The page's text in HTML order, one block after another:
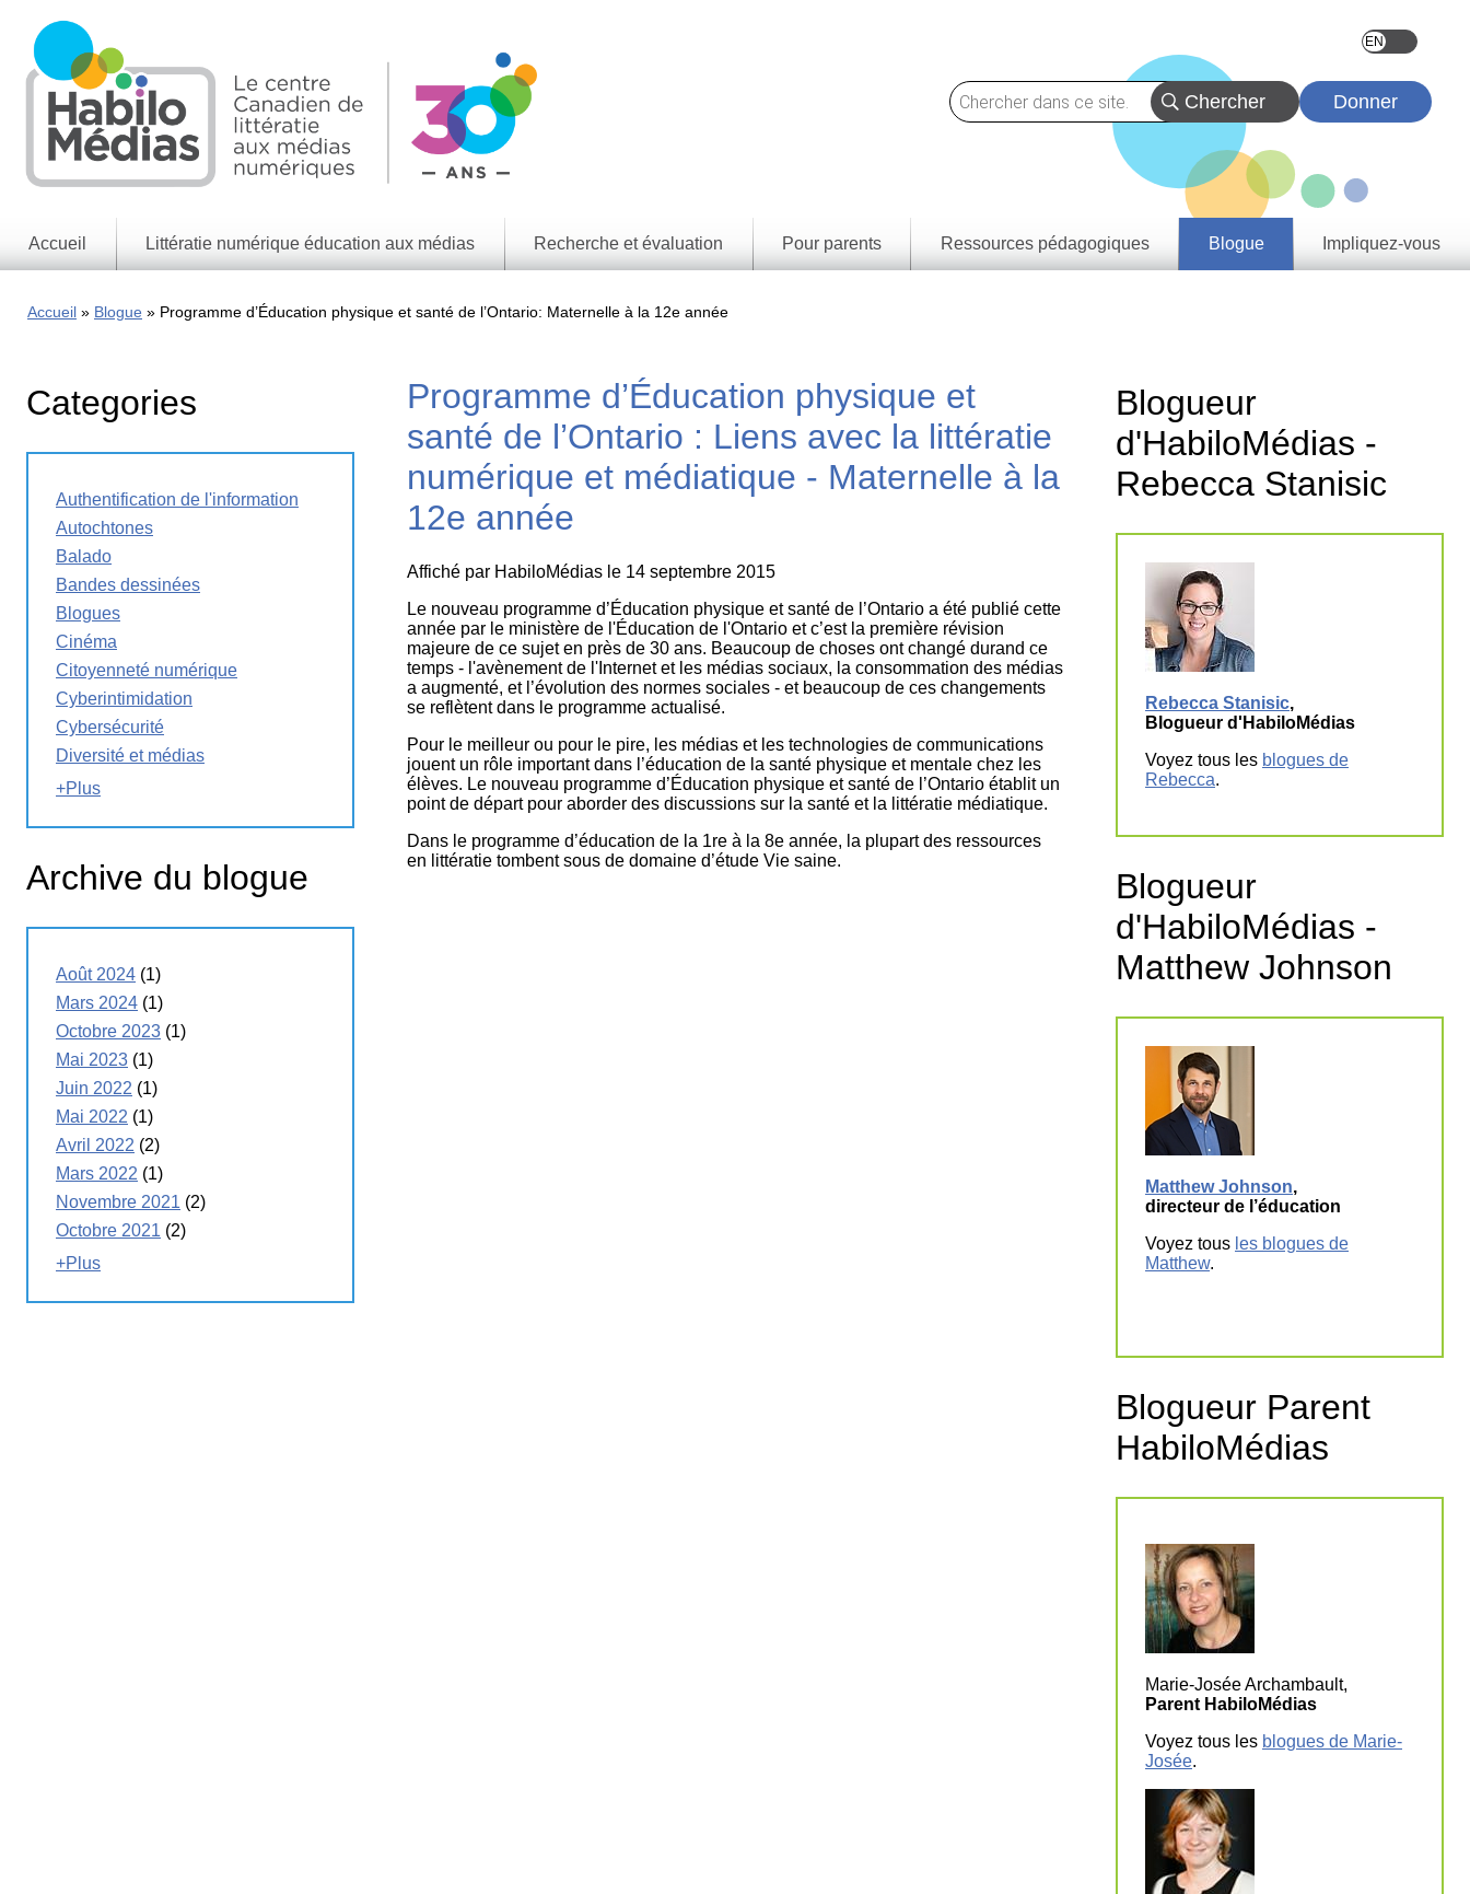
main
content
Donner
Accueil Littératie numérique éducation aux médias
générales
Enjeux
numériques
Jeux
La
Semaine
Recherche et évaluation
approche
faisons
Rapports
de
recherche
Jeunes
Canadiens
dans un
monde
Pour parents
Ressources pédagogiques
par province et
territoire
Cadre de
littératie
média
numérique
Blogue Impliquez-vous
Accueil Blogue Programme d’Éducation physique et santé de l’Ontario: Maternelle à la 12e année
Programme d’Éducation physique et
santé de l’Ontario : Liens avec la littératie
numérique et médiatique - Maternelle à la
12e année
Affiché par HabiloMédias le 14 septembre 2015
Le nouveau programme d’Éducation physique et santé de l’Ontario a été publié cette
année par le ministère de l'Éducation de l'Ontario et c’est la première révision
majeure de ce sujet en près de 30 ans. Beaucoup de choses ont changé durand ce
temps - l'avènement de l'Internet et les médias sociaux, la consommation des médias
a augmenté, et l’évolution des normes sociales - et beaucoup de ces changements
se reflètent dans le programme actualisé.
Pour le meilleur ou pour le pire, les médias et les technologies de communications
jouent un rôle important dans l’éducation de la santé physique et mentale chez les
élèves. Le nouveau programme d’Éducation physique et santé de l’Ontario établit un
point de départ pour aborder des discussions sur la santé et la littératie médiatique.
Dans le programme d’éducation de la 1re à la 8e année, la plupart des ressources
en littératie tombent sous de domaine d’étude Vie saine.
Categories
Authentification de l'information
Autochtones
Balado
Bandes dessinées
Blogues
Cinéma
Citoyenneté numérique
Cyberintimidation
Cybersécurité
Diversité et médias
+Plus
Archive du blogue
Août 2024 (1)
Mars 2024 (1)
Octobre 2023 (1)
Mai 2023 (1)
Juin 2022 (1)
Mai 2022 (1)
Avril 2022 (2)
Mars 2022 (1)
Novembre 2021 (2)
Octobre 2021 (2)
+Plus
Blogueur
d'HabiloMédias -
Rebecca Stanisic
Rebecca Stanisic,
Blogueur d'HabiloMédias
Voyez tous les blogues de
Rebecca.
Blogueur
d'HabiloMédias -
Matthew Johnson
Matthew Johnson,
directeur de l’éducation
Voyez tous les blogues de
Matthew.
Blogueur Parent
HabiloMédias
Marie-Josée Archambault,
Parent HabiloMédias
Voyez tous les blogues de Marie-
Josée.